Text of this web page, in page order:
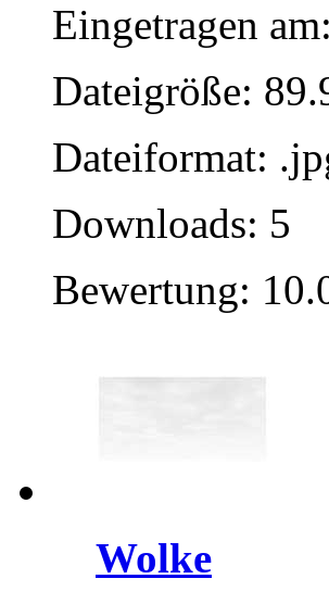
Eingetragen
Dateigröße:
Dateiformat:
Downloads: 5
Bewertung:
Wolke